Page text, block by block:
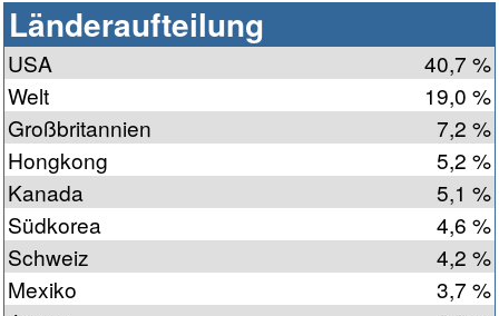
Länderaufteilung
USA
40,7 %
Welt
19,0 %
Großbritannien
7,2 %
Hongkong
5,2 %
Kanada
5,1 %
Südkorea
4,6 %
Schweiz
4,2 %
Mexiko
3,7 %